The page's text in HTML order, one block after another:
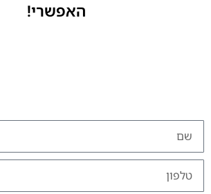
האפשרי!